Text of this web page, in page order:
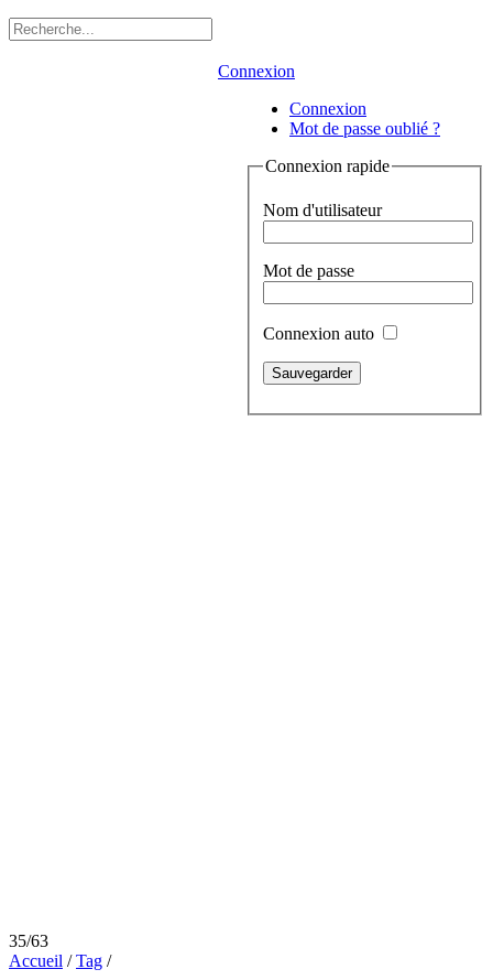
Connexion
Connexion
Mot de passe oublié ?
Connexion rapide
Nom d'utilisateur
Mot de passe
Connexion auto
35/63
Accueil /Tag /